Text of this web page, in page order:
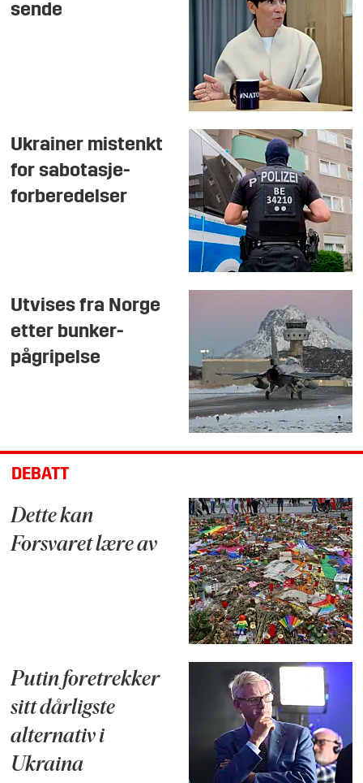
sende
Ukrainer mistenkt
for sabotasje-
forberedelser
Utvises fra Norge
etter bunker-
pågripelse
DEBATT
Dette kan
Forsvaret lære av
Putin foretrekker
sitt dårligste
alternativ i
Ukraina